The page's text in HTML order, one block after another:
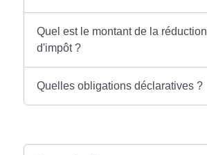
Quel est le montant de la réduction
d'impôt ?
Quelles obligations déclaratives ?